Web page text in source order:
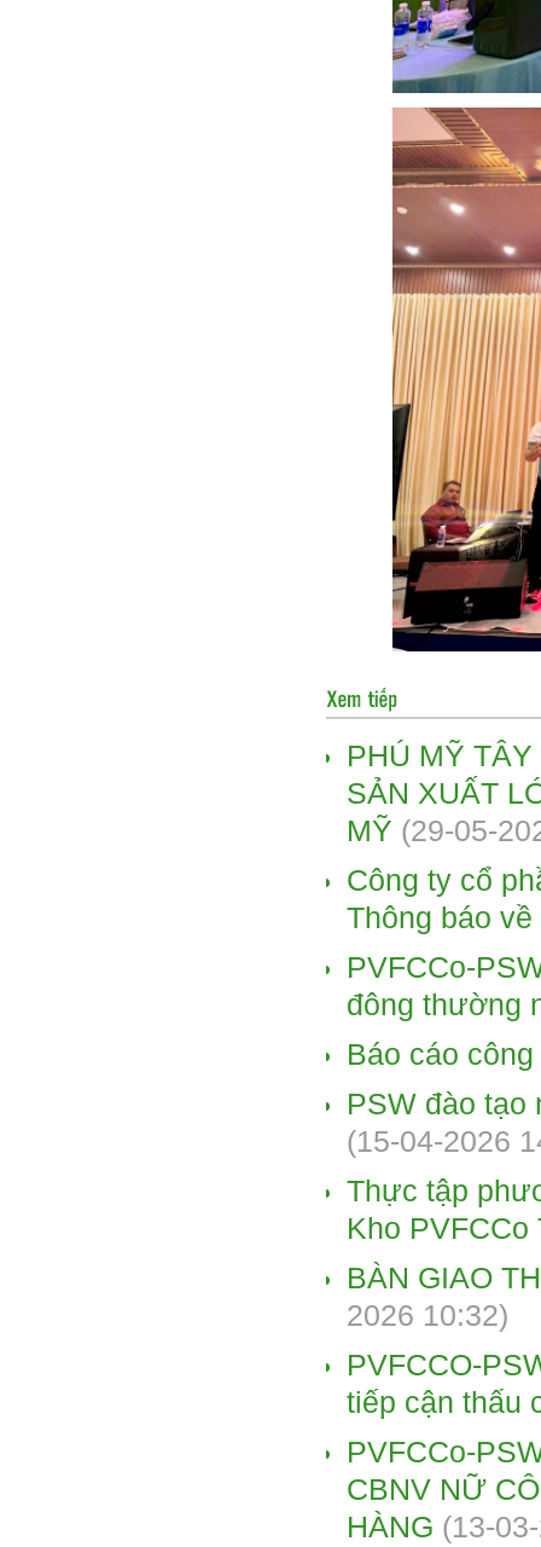
PHÚ MỸ
SẢN XUẤT
MỸ (29-05-
Công ty cổ
Thông báo
PVFCCo-
đông thường
Báo cáo
PSW đào tạo
(15-04-2026
Thực tập
Kho PVFCCo
BÀN GIAO
2026 10:32)
PVFCCO-
tiếp cận thấu
PVFCCo-
CBNV NỮ
HÀNG (13-